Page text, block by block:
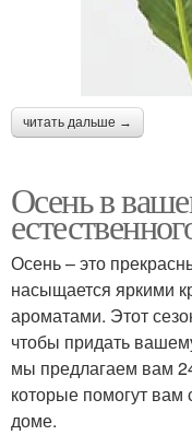
читать дальше →
Осень в
Осень – это
насыщается яркими
ароматами. Этот
чтобы придать
мы предлагаем вам
которые помогут вам
доме.